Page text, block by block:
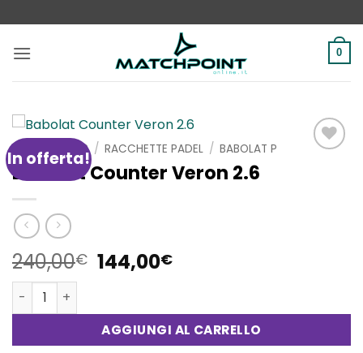
ai
contenuti
0
In offerta!
HOME SHOP / RACCHETTE PADEL / BABOLAT P
Babolat Counter Veron 2.6
240,00€ Il
prezzo
era:
240,00€.
144,00€Il
è:
144,00€.
Babolat Counter Veron 2.6 quantità
AGGIUNGI AL CARRELLO